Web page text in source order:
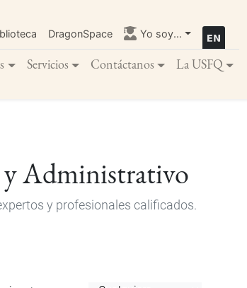
DragonSpace Yo soy...
Servicios Contáctanos La USFQ
Administrativo
y profesionales calificados.